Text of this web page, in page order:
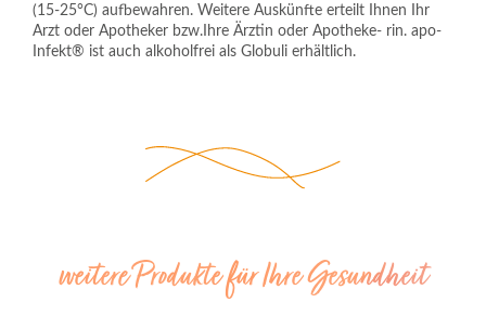
(15-25°C) aufbewahren. Weitere Auskünfte erteilt Ihnen Ihr
Arzt oder Apotheker bzw.Ihre Ärztin oder Apotheke- rin. apo-
Infekt® ist auch alkoholfrei als Globuli erhältlich.
weitere Produkte für Ihre Gesundheit